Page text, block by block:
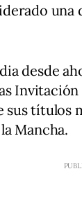
una
desde
títulos
Mancha.